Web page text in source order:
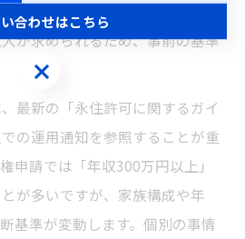
可や家族滞在ビザなどでは、一
が求められるため、事前の基準
最新の「永住許可に関するガイ
の運用通知を参照することが重
申請では「年収300万円以上」
が多いですが、家族構成や年
基準が変動します。個別の事情
い合わせはこちら
合わせはこちら